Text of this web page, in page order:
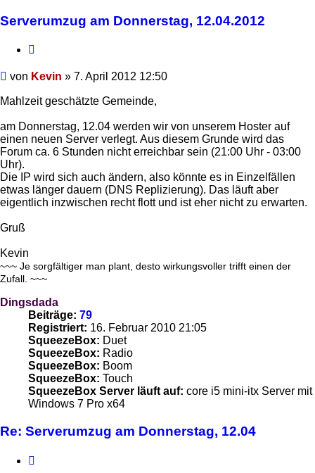
Serverumzug am Donnerstag, 12.04.2012
Beitrag
von Kevin » 7. April 2012 12:50
Mahlzeit geschätzte Gemeinde,
am Donnerstag, 12.04 werden wir von unserem Hoster auf
einen neuen Server verlegt. Aus diesem Grunde wird das
Forum ca. 6 Stunden nicht erreichbar sein (21:00 Uhr - 03:00
Uhr).
Die IP wird sich auch ändern, also könnte es in Einzelfällen
etwas länger dauern (DNS Replizierung). Das läuft aber
eigentlich inzwischen recht flott und ist eher nicht zu erwarten.
Gruß
Kevin
~~~ Je sorgfältiger man plant, desto wirkungsvoller trifft einen der
Zufall. ~~~
Dingsdada
Beiträge: 79
Registriert: 16. Februar 2010 21:05
SqueezeBox: Duet
SqueezeBox: Radio
SqueezeBox: Boom
SqueezeBox: Touch
SqueezeBox Server läuft auf: core i5 mini-itx Server mit
Windows 7 Pro x64
Re: Serverumzug am Donnerstag, 12.04